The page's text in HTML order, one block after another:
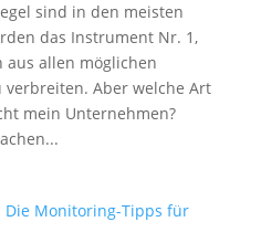
sind in den meisten
das Instrument Nr. 1,
allen möglichen
Aber welche Art
mein Unternehmen?